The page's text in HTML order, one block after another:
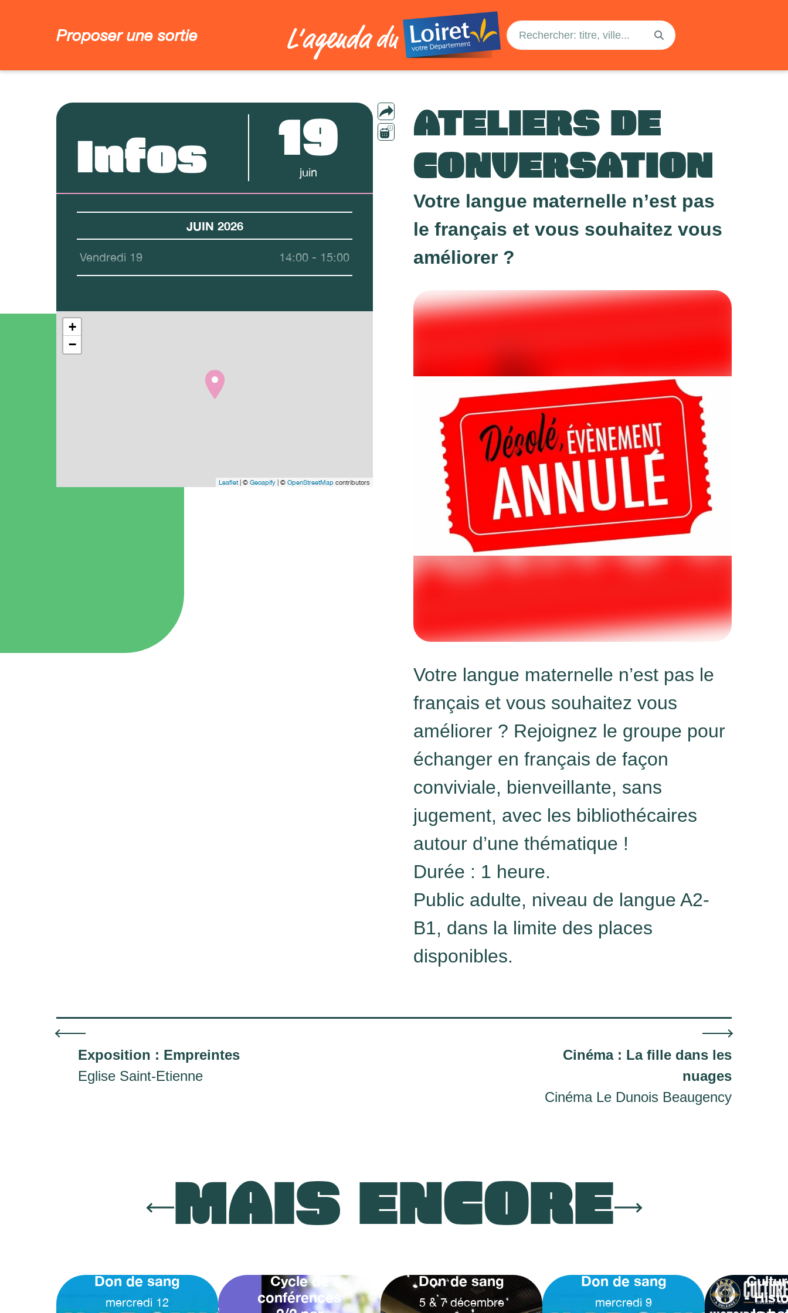
Proposer une sortie
ATELIERS DE
CONVERSATION
Infos 19
juin
JUIN 2026
Vendredi 19 14:00 - 15:00
+
−
Leaflet| © Geoapify | © OpenStreetMap contributors
Votre langue maternelle n’est pas
le français et vous souhaitez vous
améliorer ?
Votre langue maternelle n’est pas le
français et vous souhaitez vous
améliorer ? Rejoignez le groupe pour
échanger en français de façon
conviviale, bienveillante, sans
jugement, avec les bibliothécaires
autour d’une thématique !
Durée : 1 heure.
Public adulte, niveau de langue A2-
B1, dans la limite des places
disponibles.
Exposition : Empreintes
Eglise Saint-Etienne
Cinéma : La fille dans les
nuages
Cinéma Le Dunois Beaugency
MAIS ENCORE
Don de sang
mercredi 12
Cycle de
conférences
Don de sang
5 & 7 décembre
Don de sang
mercredi 9
-